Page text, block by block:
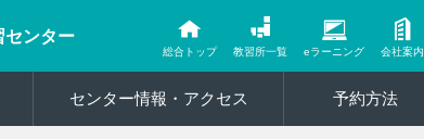
センター
総合トップ 教習所一覧 eラーニング 会社案内
センター情報・アクセス 予約方法